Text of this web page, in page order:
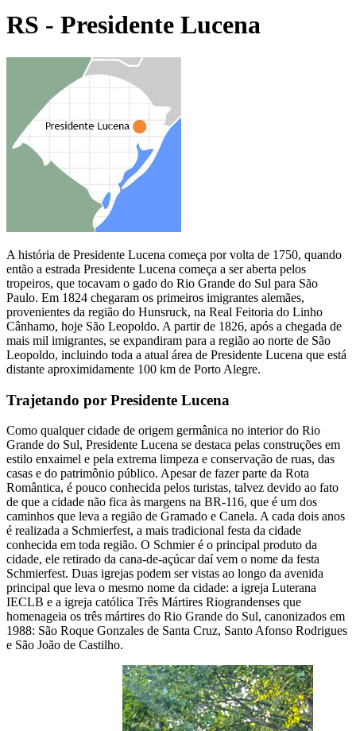
RS - Presidente Lucena
A história de Presidente Lucena começa por volta de 1750, quando
então a estrada Presidente Lucena começa a ser aberta pelos
tropeiros, que tocavam o gado do Rio Grande do Sul para São
Paulo. Em 1824 chegaram os primeiros imigrantes alemães,
provenientes da região do Hunsruck, na Real Feitoria do Linho
Cânhamo, hoje São Leopoldo. A partir de 1826, após a chegada de
mais mil imigrantes, se expandiram para a região ao norte de São
Leopoldo, incluindo toda a atual área de Presidente Lucena que está
distante aproximidamente 100 km de Porto Alegre.
Trajetando por Presidente Lucena
Como qualquer cidade de origem germânica no interior do Rio
Grande do Sul, Presidente Lucena se destaca pelas construções em
estilo enxaimel e pela extrema limpeza e conservação de ruas, das
casas e do patrimônio público. Apesar de fazer parte da Rota
Romântica, é pouco conhecida pelos turistas, talvez devido ao fato
de que a cidade não fica às margens na BR-116, que é um dos
caminhos que leva a região de Gramado e Canela. A cada dois anos
é realizada a Schmierfest, a mais tradicional festa da cidade
conhecida em toda região. O Schmier é o principal produto da
cidade, ele retirado da cana-de-açúcar daí vem o nome da festa
Schmierfest. Duas igrejas podem ser vistas ao longo da avenida
principal que leva o mesmo nome da cidade: a igreja Luterana
IECLB e a igreja católica Três Mártires Riograndenses que
homenageia os três mártires do Rio Grande do Sul, canonizados em
1988: São Roque Gonzales de Santa Cruz, Santo Afonso Rodrigues
e São João de Castilho.